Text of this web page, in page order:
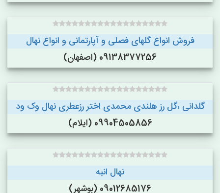
فروش انواع گلهای فصلی و آپارتمانی و انواع نهال
09138377256 (اصفهان)
گلدانی ،گل رز هلندی محمدی اختر رزعطری نهال وک ود
09904505856 (ایلام)
نهال انبه
09012685176 (بوشهر)